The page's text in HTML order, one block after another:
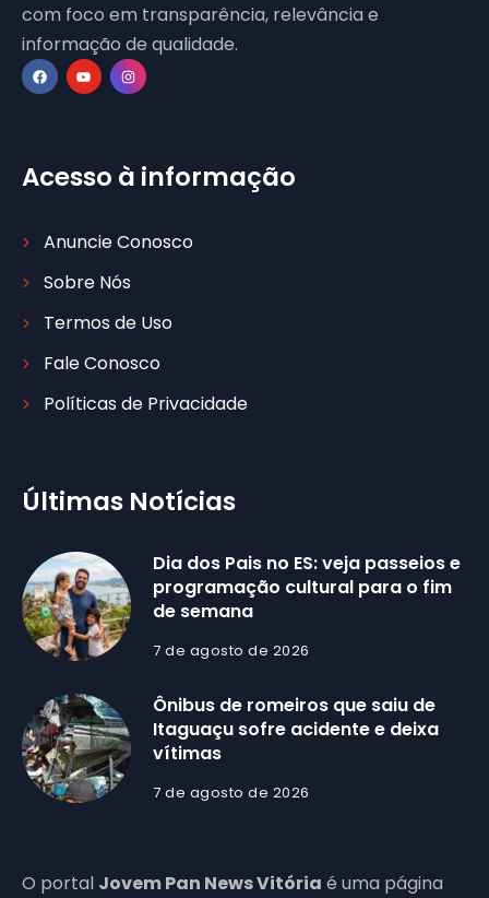
com foco em transparência, relevância e
informação de qualidade.
Acesso à informação
Anuncie Conosco
Sobre Nós
Termos de Uso
Fale Conosco
Políticas de Privacidade
Últimas Notícias
Dia dos Pais no ES: veja passeios e
programação cultural para o fim
de semana
7 de agosto de 2026
Ônibus de romeiros que saiu de
Itaguaçu sofre acidente e deixa
vítimas
7 de agosto de 2026
O portal Jovem Pan News Vitória é uma página